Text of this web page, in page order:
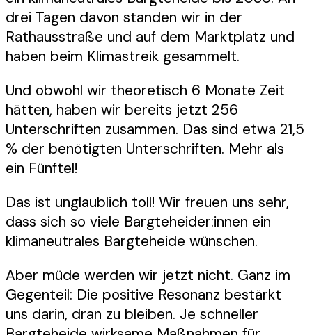
drei Tagen davon standen wir in der
Rathausstraße und auf dem Marktplatz und
haben beim Klimastreik gesammelt.
Und obwohl wir theoretisch 6 Monate Zeit
hätten, haben wir bereits jetzt 256
Unterschriften zusammen. Das sind etwa 21,5
% der benötigten Unterschriften. Mehr als
ein Fünftel!
Das ist unglaublich toll! Wir freuen uns sehr,
dass sich so viele Bargteheider:innen ein
klimaneutrales Bargteheide wünschen.
Aber müde werden wir jetzt nicht. Ganz im
Gegenteil: Die positive Resonanz bestärkt
uns darin, dran zu bleiben. Je schneller